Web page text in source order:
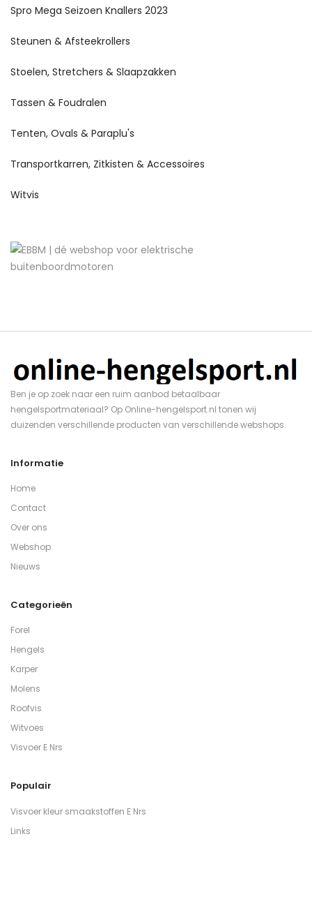
Spro Mega Seizoen Knallers 2023
Steunen & Afsteekrollers
Stoelen, Stretchers & Slaapzakken
Tassen & Foudralen
Tenten, Ovals & Paraplu's
Transportkarren, Zitkisten & Accessoires
Witvis
Ben je op zoek naar een ruim aanbod betaalbaar
hengelsportmateriaal? Op Online-hengelsport.nl tonen wij
duizenden verschillende producten van verschillende webshops.
Informatie
Home
Contact
Over ons
Webshop
Nieuws
Categorieën
Forel
Hengels
Karper
Molens
Roofvis
Witvoes
Visvoer E Nrs
Populair
Visvoer kleur smaakstoffen E Nrs
Links